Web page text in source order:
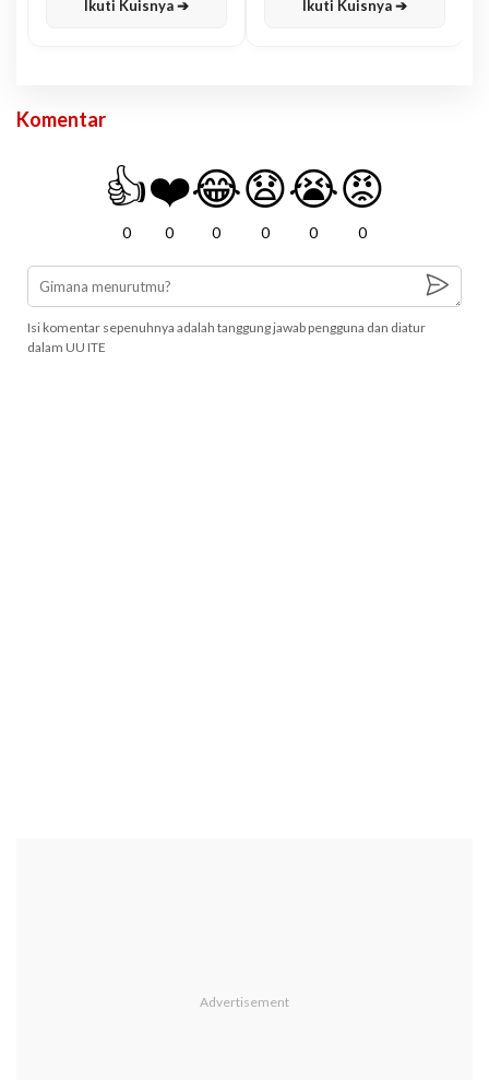
Ikuti Kuisnya ➔ Ikuti Kuisnya ➔
Komentar
👍
0
❤️
0
😂
0
😧
0
😭
0
😡
0
Isi komentar sepenuhnya adalah tanggung jawab pengguna dan diatur
dalam UU ITE